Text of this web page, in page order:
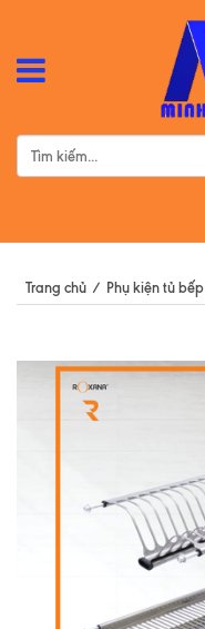
Trang chủ / Phụ kiện tủ bếp